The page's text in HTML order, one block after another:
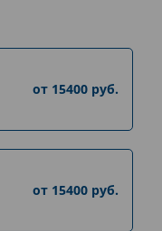
от 15400 руб.
от 15400 руб.